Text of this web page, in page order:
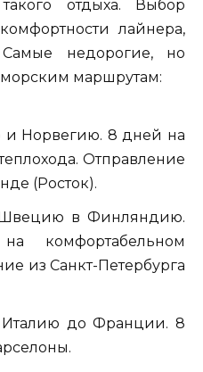
отдыха. Выбор
лайнера,
Самые недорогие, но
маршрутам:
Норвегию. 8 дней на
Отправление
(Росток).
Швецию в Финляндию.
комфортабельном
из Санкт-Петербурга
Италию до Франции. 8